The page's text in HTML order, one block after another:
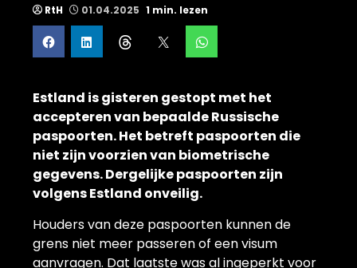
RtH 01.04.2025 1 min. lezen
Estland is gisteren gestopt met het
accepteren van bepaalde Russische
paspoorten. Het betreft paspoorten die
niet zijn voorzien van biometrische
gegevens. Dergelijke paspoorten zijn
volgens Estland onveilig.
Houders van deze paspoorten kunnen de
grens niet meer passeren of een visum
aanvragen. Dat laatste was al ingeperkt voor